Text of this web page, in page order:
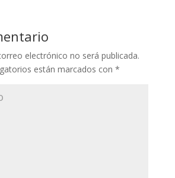
electrónico no será publicada.
están marcados con *